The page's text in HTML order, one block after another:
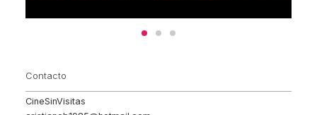
Contacto
CineSinVisitas